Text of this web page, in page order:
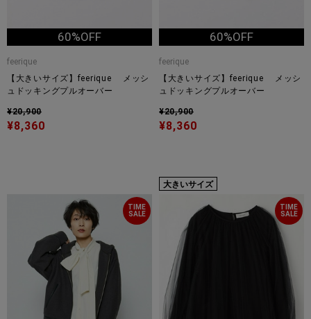
60%OFF
feerique
【大きいサイズ】feerique メッシ
ュドッキングプルオーバー
¥20,900
¥8,360
60%OFF
feerique
【大きいサイズ】feerique メッシ
ュドッキングプルオーバー
¥20,900
¥8,360
TIME
SALE
大きいサイズ
TIME
SALE